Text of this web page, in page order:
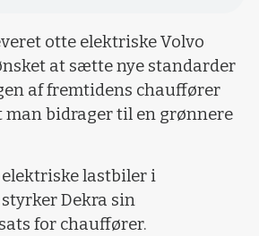
otte elektriske Volvo
at sætte nye standarder
af fremtidens chauffører
man bidrager til en grønnere
lastbiler i
Dekra sin
for chauffører.